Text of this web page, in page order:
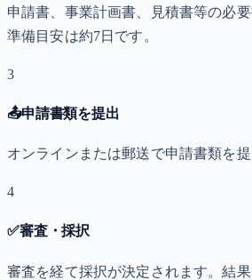
申請書、事業計画書、見積書等の必要
準備目安は約7日です。
3
📤申請書類を提出
オンラインまたは郵送で申請書類を提
4
✅審査・採択
審査を経て採択が決定されます。結果